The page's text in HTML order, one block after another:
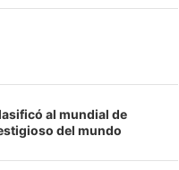
al mundial de
del mundo